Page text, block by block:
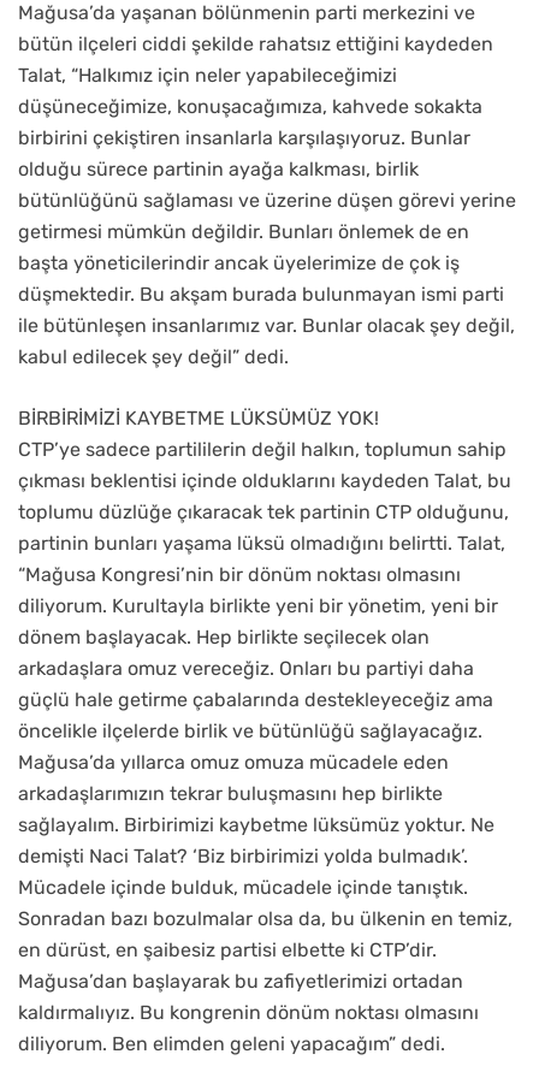
Mağusa’da yaşanan bölünmenin parti merkezini ve
bütün ilçeleri ciddi şekilde rahatsız ettiğini kaydeden
Talat, “Halkımız için neler yapabileceğimizi
düşüneceğimize, konuşacağımıza, kahvede sokakta
birbirini çekiştiren insanlarla karşılaşıyoruz. Bunlar
olduğu sürece partinin ayağa kalkması, birlik
bütünlüğünü sağlaması ve üzerine düşen görevi yerine
getirmesi mümkün değildir. Bunları önlemek de en
başta yöneticilerindir ancak üyelerimize de çok iş
düşmektedir. Bu akşam burada bulunmayan ismi parti
ile bütünleşen insanlarımız var. Bunlar olacak şey değil,
kabul edilecek şey değil” dedi.
BİRBİRİMİZİ KAYBETME LÜKSÜMÜZ YOK!
CTP’ye sadece partililerin değil halkın, toplumun sahip
çıkması beklentisi içinde olduklarını kaydeden Talat, bu
toplumu düzlüğe çıkaracak tek partinin CTP olduğunu,
partinin bunları yaşama lüksü olmadığını belirtti. Talat,
“Mağusa Kongresi’nin bir dönüm noktası olmasını
diliyorum. Kurultayla birlikte yeni bir yönetim, yeni bir
dönem başlayacak. Hep birlikte seçilecek olan
arkadaşlara omuz vereceğiz. Onları bu partiyi daha
güçlü hale getirme çabalarında destekleyeceğiz ama
öncelikle ilçelerde birlik ve bütünlüğü sağlayacağız.
Mağusa’da yıllarca omuz omuza mücadele eden
arkadaşlarımızın tekrar buluşmasını hep birlikte
sağlayalım. Birbirimizi kaybetme lüksümüz yoktur. Ne
demişti Naci Talat? ‘Biz birbirimizi yolda bulmadık’.
Mücadele içinde bulduk, mücadele içinde tanıştık.
Sonradan bazı bozulmalar olsa da, bu ülkenin en temiz,
en dürüst, en şaibesiz partisi elbette ki CTP’dir.
Mağusa’dan başlayarak bu zafiyetlerimizi ortadan
kaldırmalıyız. Bu kongrenin dönüm noktası olmasını
diliyorum. Ben elimden geleni yapacağım” dedi.